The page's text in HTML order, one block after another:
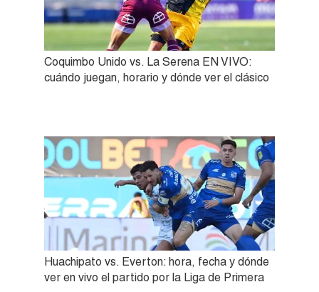
Coquimbo Unido vs. La Serena EN VIVO:
cuándo juegan, horario y dónde ver el clásico
Huachipato vs. Everton: hora, fecha y dónde
ver en vivo el partido por la Liga de Primera